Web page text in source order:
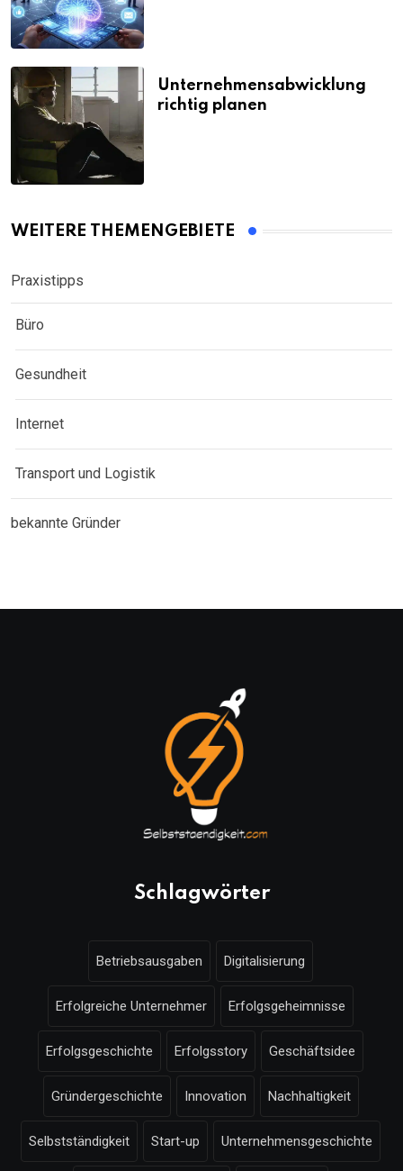
Unternehmensabwicklung
richtig planen
WEITERE THEMENGEBIETE
Praxistipps
Büro
Gesundheit
Internet
Transport und Logistik
bekannte Gründer
Schlagwörter
Betriebsausgaben Digitalisierung
Erfolgreiche Unternehmer Erfolgsgeheimnisse
Erfolgsgeschichte Erfolgsstory Geschäftsidee
Gründergeschichte Innovation Nachhaltigkeit
Selbstständigkeit Start-up Unternehmensgeschichte